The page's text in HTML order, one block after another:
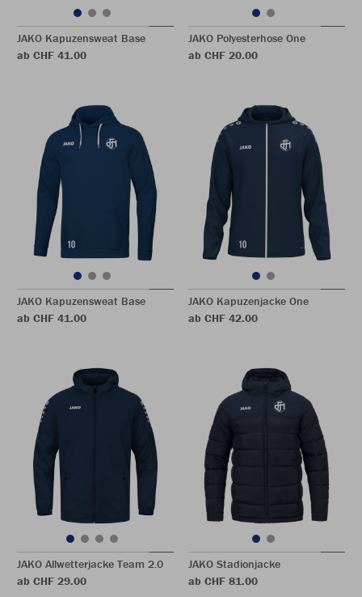
JAKO Kapuzensweat Base
ab CHF 41.00
JAKO Polyesterhose One
ab CHF 20.00
JAKO Kapuzensweat Base
ab CHF 41.00
JAKO Kapuzenjacke One
ab CHF 42.00
JAKO Allwetterjacke Team 2.0
ab CHF 29.00
JAKO Stadionjacke
ab CHF 81.00